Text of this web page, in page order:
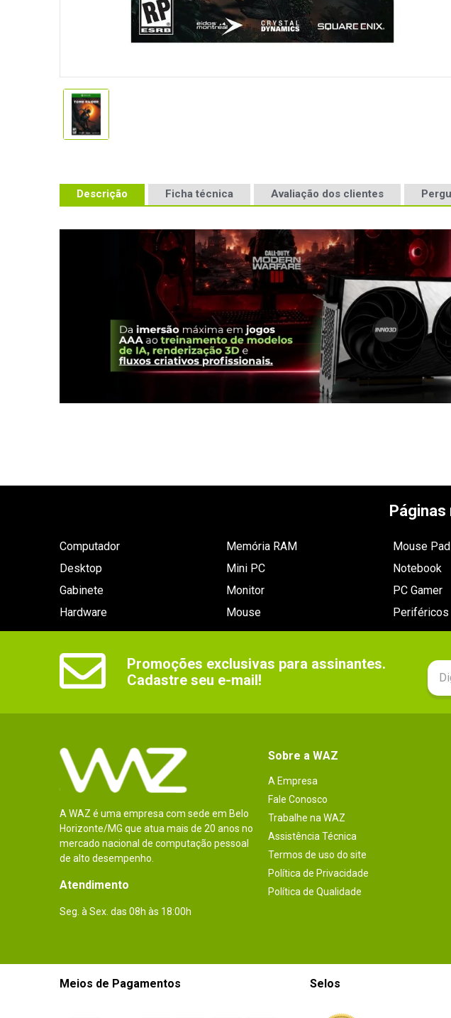
Descrição Ficha técnica Avaliação dos clientes
Computador
Desktop
Gabinete
Hardware
Memória RAM
Mini PC
Monitor
Mouse
Mouse Pad
Notebook
PC Gamer
Periféricos
Promoções exclusivas para assinantes.
Cadastre seu e-mail!
A WAZ é uma empresa com sede em Belo
Horizonte/MG que atua mais de 20 anos no
mercado nacional de computação pessoal
de alto desempenho.
Atendimento
Seg. à Sex. das 08h às 18:00h
Sobre a WAZ
A Empresa
Fale Conosco
Trabalhe na WAZ
Assistência Técnica
Termos de uso do site
Política de Privacidade
Política de Qualidade
Meios de Pagamentos Selos